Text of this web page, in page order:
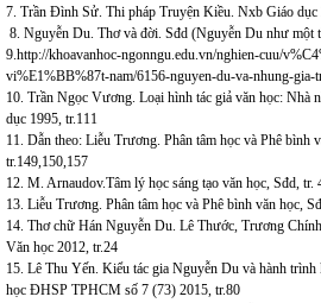
7. Trần Đình Sử. Thi pháp Truyện Kiều. Nxb Giáo
8. Nguyễn Du. Thơ và đời. Sđd (Nguyễn Du như một
9.http://khoavanhoc-ngonngu.edu.vn/nghien-cuu/
vi%E1%BB%87t-nam/6156-nguyen-du-va-nhung-
10. Trần Ngọc Vương. Loại hình tác giả văn học: Nhà
dục 1995, tr.111
11. Dẫn theo: Liễu Trương. Phân tâm học và Phê bình
tr.149,150,157
12. M. Arnaudov.Tâm lý học sáng tạo văn học, Sđd, tr.
13. Liễu Trương. Phân tâm học và Phê bình văn học,
14. Thơ chữ Hán Nguyễn Du. Lê Thước, Trương
Văn học 2012, tr.24
15. Lê Thu Yến. Kiểu tác gia Nguyễn Du và hành
học ĐHSP TPHCM số 7 (73) 2015, tr.80